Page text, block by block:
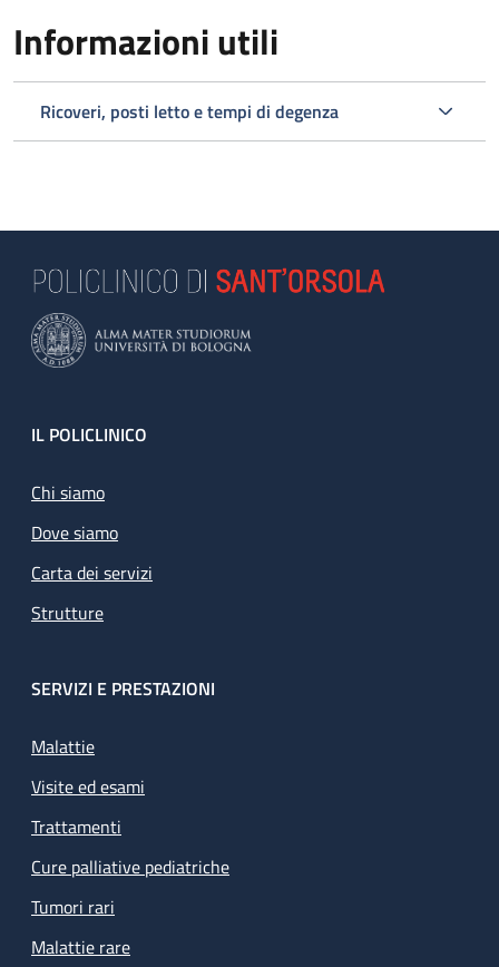
Informazioni utili
Ricoveri, posti letto e tempi di degenza
Footer
IL POLICLINICO
Chi siamo
Dove siamo
Carta dei servizi
Strutture
SERVIZI E PRESTAZIONI
Malattie
Visite ed esami
Trattamenti
Cure palliative pediatriche
Tumori rari
Malattie rare